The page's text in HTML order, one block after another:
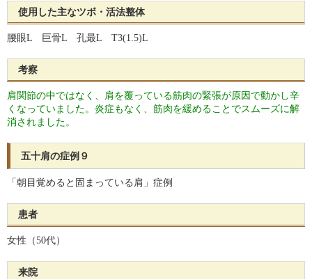
使用した主なツボ・活法整体
腰眼L 巨骨L 孔最L T3(1.5)L
考察
肩関節の中ではなく、肩を覆っている筋肉の緊張が原因で動かし辛
くなっていました。炎症もなく、筋肉を緩めることでスムーズに解
消されました。
五十肩の症例９
「朝目覚めると固まっている肩」症例
患者
女性（50代）
来院